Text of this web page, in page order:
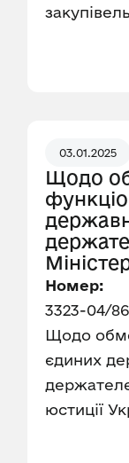
03.01.2025
Щодо
Номер:
3323-04/
Щодо
єдиних
юстиції